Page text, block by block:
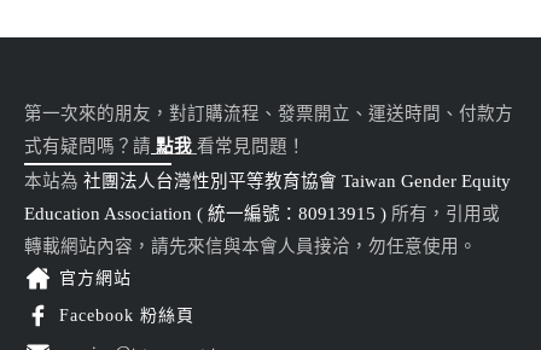
第一次來的朋友，對訂購流程、發票開立、運送時間、付款方
式有疑問嗎？請 點我 看常見問題！
本站為 社團法人台灣性別平等教育協會 Taiwan Gender Equity
Education Association ( 統一編號：80913915 ) 所有，引用或
轉載網站內容，請先來信與本會人員接洽，勿任意使用。
官方網站
Facebook 粉絲頁